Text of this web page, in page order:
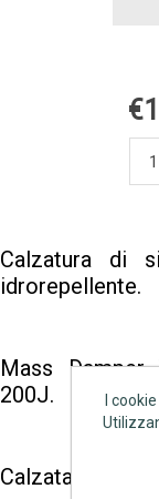
Calzatura di
idrorepellente.
Mass Damper
200J.
Calzata 11.
I